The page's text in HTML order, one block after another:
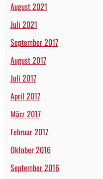
August 2021
Juli 2021
September 2017
August 2017
Juli 2017
April 2017
März 2017
Februar 2017
Oktober 2016
September 2016